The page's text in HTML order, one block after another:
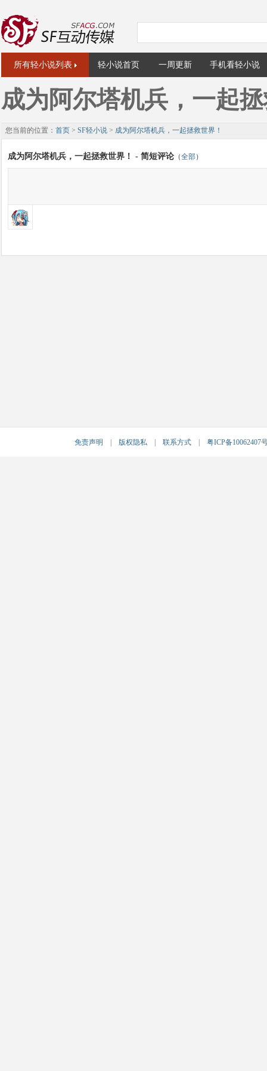
所有轻小说列表 轻小说首页 一周更新 手机看轻小说
成为阿尔塔机兵，一起
您当前的位置： 首页 > SF轻小说 > 成为阿尔塔机兵，一起拯救世界！
成为阿尔塔机兵，一起拯救世界！ - 简短评论 （全部）
免责声明 版权隐私 联系方式 粤ICP备10062407